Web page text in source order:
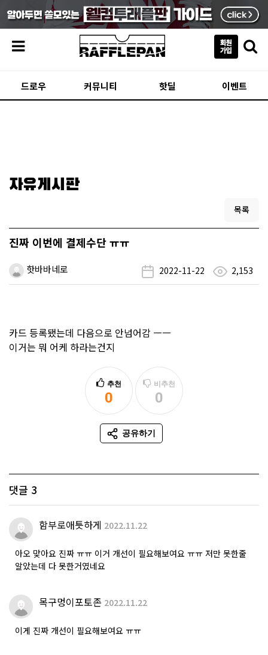
드로우 커뮤니티 핫딜 이벤트
자유게시판
목록
진짜 이번에 결제수단 ㅠㅠ
핫바바네로 2022-11-22 2,153
카드 등록됐는데 다음으로 안넘어감 ㅡㅡ
이거는 뭐 어케 하라는건지
추천
0
추천
비추천
0
비추천
공유하기
SNS 공유
댓글 3
함부로애틋하게 2022.11.22
아오 맞아요 진짜 ㅠㅠ 이거 개선이 필요해보여요 ㅠㅠ 저만 못한줄
알았는데 다 못한거였네요
목구멍이포토존 2022.11.22
이게 진짜 개선이 필요해보여요 ㅠㅠ